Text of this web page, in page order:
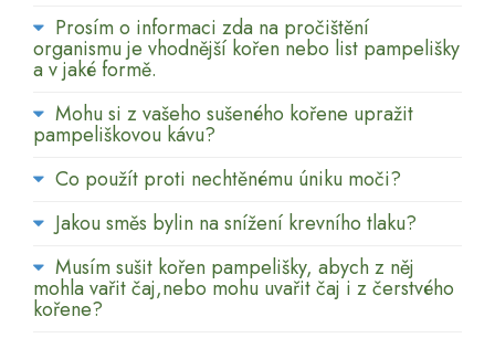
Prosím o informaci zda na pročištění
organismu je vhodnější kořen nebo list pampelišky
a v jaké formě.
Mohu si z vašeho sušeného kořene upražit
pampeliškovou kávu?
Co použít proti nechtěnému úniku moči?
Jakou směs bylin na snížení krevního tlaku?
Musím sušit kořen pampelišky, abych z něj
mohla vařit čaj,nebo mohu uvařit čaj i z čerstvého
kořene?